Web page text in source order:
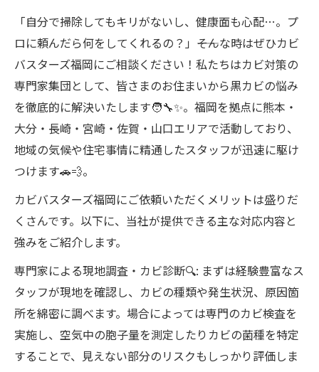
「自分で掃除してもキリがないし、健康面も心配…。プ
ロに頼んだら何をしてくれるの？」――そんな時はぜひカビ
バスターズ福岡にご相談ください！私たちはカビ対策の
専門家集団として、皆さまのお住まいから黒カビの悩み
を徹底的に解決いたします🧑‍🔧✨。福岡を拠点に熊本・
大分・長崎・宮崎・佐賀・山口エリアで活動しており、
地域の気候や住宅事情に精通したスタッフが迅速に駆け
つけます🚗💨。
カビバスターズ福岡にご依頼いただくメリットは盛りだ
くさんです。以下に、当社が提供できる主な対応内容と
強みをご紹介します。
専門家による現地調査・カビ診断🔍: まずは経験豊富なス
タッフが現地を確認し、カビの種類や発生状況、原因箇
所を綿密に調べます。場合によっては専門のカビ検査を
実施し、空気中の胞子量を測定したりカビの菌種を特定
することで、見えない部分のリスクもしっかり評価しま